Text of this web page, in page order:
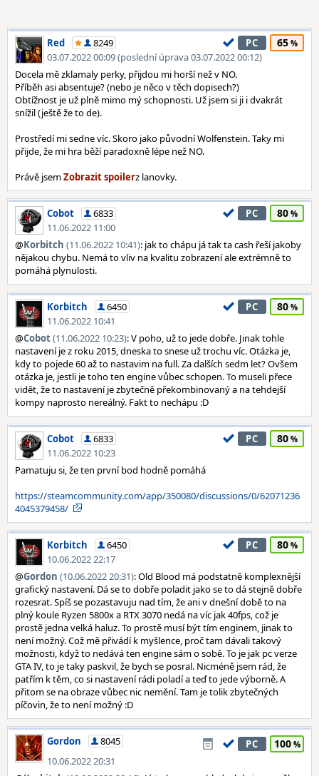
Red
8249
03.07.2022 00:09 (poslední úprava 03.07.2022 00:12)
PC 65
Docela mě zklamaly perky, přijdou mi horší než v NO.
Příběh asi absentuje? (nebo je něco v těch dopisech?)
Obtížnost je už plně mimo mý schopnosti. Už jsem si ji i dvakrát
snížil (ještě že to de).
Prostředí mi sedne víc. Skoro jako původní Wolfenstein. Taky mi
přijde, že mi hra běží paradoxně lépe než NO.
Právě jsem
z lanovky.
Cobot
6833
11.06.2022 11:00
PC 80
@Korbitch (11.06.2022 10:41): jak to chápu já tak ta cash řeší jakoby
nějakou chybu. Nemá to vliv na kvalitu zobrazení ale extrémně to
pomáhá plynulosti.
Korbitch
6450
11.06.2022 10:41
PC 80
@Cobot(11.06.2022 10:23): V poho, už to jede dobře. Jinak tohle
nastavení je z roku 2015, dneska to snese už trochu víc. Otázka je,
kdy to pojede 60 až to nastavim na full. Za dalších sedm let? Ovšem
otázka je, jestli je toho ten engine vůbec schopen. To museli přece
vidět, že to nastavení je zbytečně překombinovaný a na tehdejší
kompy naprosto nereálný. Fakt to nechápu :D
Cobot
6833
11.06.2022 10:23
PC 80
Pamatuju si, že ten první bod hodně pomáhá
https://steamcommunity.com/app/350080/discussions/0/62071236
4045379458/
Korbitch
6450
10.06.2022 22:17
PC 80
@Gordon (10.06.2022 20:31): Old Blood má podstatně komplexnější
grafický nastavení. Dá se to dobře poladit jako se to dá stejně dobře
rozesrat. Spíš se pozastavuju nad tím, že ani v dnešní době to na
plný koule Ryzen 5800x a RTX 3070 nedá na víc jak 40fps, což je
prostě jedna velká haluz. To prostě musí být tím enginem, jinak to
není možný. Což mě přivádí k myšlence, proč tam dávali takový
možnosti, když to nedává ten engine sám o sobě. To je jak pc verze
GTA IV, to je taky paskvil, že bych se posral. Nicméně jsem rád, že
patřím k těm, co si nastavení rádi poladí a teď to jede výborně. A
přitom se na obraze vůbec nic nemění. Tam je tolik zbytečných
píčovin, že to není možný :D
Gordon
8045
10.06.2022 20:31
PC 100